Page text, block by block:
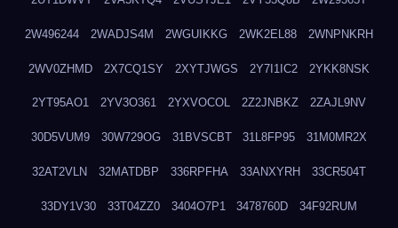
2W496244 2WADJS4M 2WGUIKKG 2WK2EL88 2WNPNKRH
2WV0ZHMD 2X7CQ1SY 2XYTJWGS 2Y7I1IC2 2YKK8NSK
2YT95AO1 2YV3O361 2YXVOCOL 2Z2JNBKZ 2ZAJL9NV
30D5VUM9 30W729OG 31BVSCBT 31L8FP95 31M0MR2X
32AT2VLN 32MATDBP 336RPFHA 33ANXYRH 33CR504T
33DY1V30 33T04ZZ0 3404O7P1 3478760D 34F92RUM